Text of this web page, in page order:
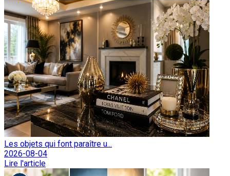
Les objets qui font paraître u...
2026-08-04
Lire l'article